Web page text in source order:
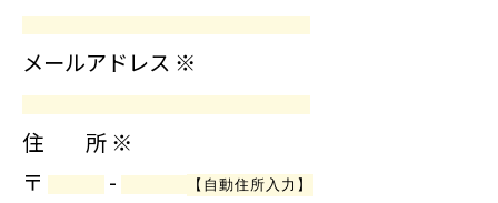
メールアドレス ※
住 所 ※
〒
-